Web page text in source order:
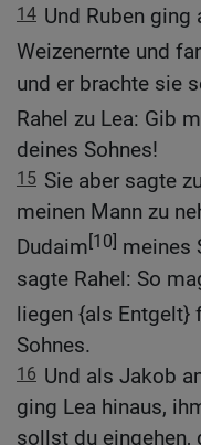
14 Und Ruben ging
Weizenernte und
und er brachte sie
Rahel zu Lea: Gib
deines Sohnes!
15 Sie aber sagte
meinen Mann zu
Dudaim[10] meines
sagte Rahel: So
liegen {als Entgelt}
Sohnes.
16 Und als Jakob
ging Lea hinaus,
sollst du eingehen,